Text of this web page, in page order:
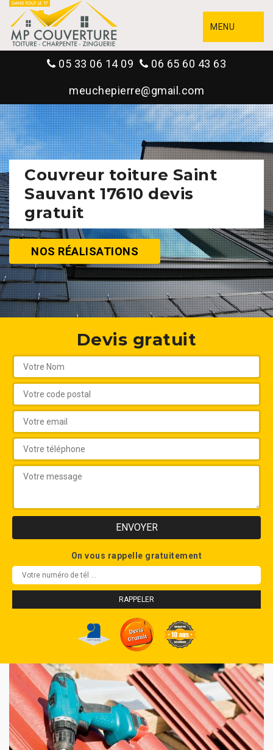
MENU
05 33 06 14 09 06 65 60 43 63
meuchepierre@gmail.com
Couvreur toiture Saint
Sauvant 17610 devis
gratuit
NOS RÉALISATIONS
Devis gratuit
On vous rappelle gratuitement